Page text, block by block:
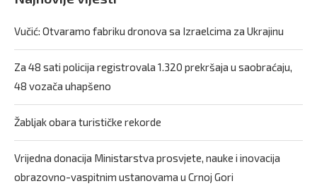
Vučić: Otvaramo fabriku dronova sa Izraelcima za Ukrajinu
Za 48 sati policija registrovala 1.320 prekršaja u saobraćaju,
48 vozača uhapšeno
Žabljak obara turističke rekorde
Vrijedna donacija Ministarstva prosvjete, nauke i inovacija
obrazovno-vaspitnim ustanovama u Crnoj Gori